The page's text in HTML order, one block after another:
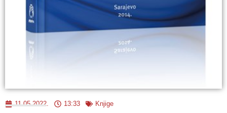
11.05.2022. 13:33 Knjige